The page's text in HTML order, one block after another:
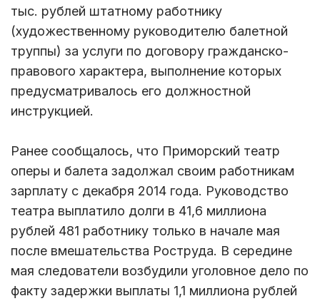
тыс. рублей штатному работнику
(художественному руководителю балетной
труппы) за услуги по договору гражданско-
правового характера, выполнение которых
предусматривалось его должностной
инструкцией.
Ранее сообщалось, что Приморский театр
оперы и балета задолжал своим работникам
зарплату с декабря 2014 года. Руководство
театра выплатило долги в 41,6 миллиона
рублей 481 работнику только в начале мая
после вмешательства Роструда. В середине
мая следователи возбудили уголовное дело по
факту задержки выплаты 1,1 миллиона рублей